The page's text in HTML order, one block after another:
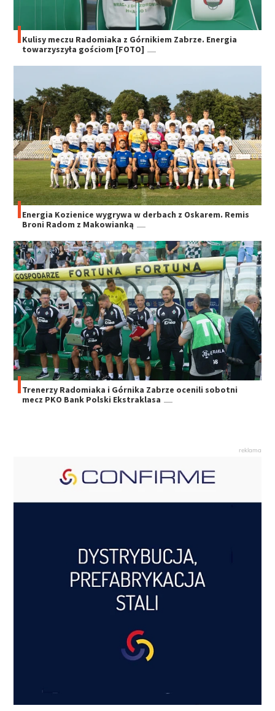
Kulisy meczu Radomiaka z Górnikiem Zabrze. Energia
towarzyszyła gościom [FOTO]
Energia Kozienice wygrywa w derbach z Oskarem. Remis
Broni Radom z Makowianką
Trenerzy Radomiaka i Górnika Zabrze ocenili sobotni
mecz PKO Bank Polski Ekstraklasa